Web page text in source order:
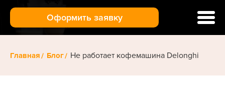
Оформить заявку
Главная Блог Не работает кофемашина Delonghi